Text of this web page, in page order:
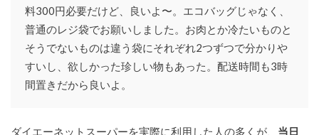
料300円必要だけど、良いよ〜。エコバッグじゃなく、
普通のレジ袋でお願いしました。お肉とか冷たいものと
そうでないものは違う袋にそれぞれ2つずつで分かりや
すいし、欲しかった珍しい物もあった。配送時間も3時
間置きだから良いよ。
ダイエーネットスーパーを実際に利用した人の多くが、 当日